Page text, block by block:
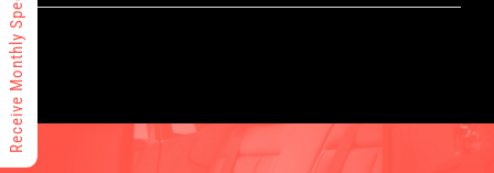
Receive Monthly Specials